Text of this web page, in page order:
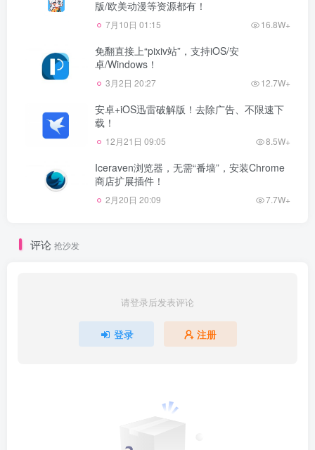
版/欧美动漫等资源都有！
7月10日 01:15 16.8W+
免翻直接上“pixiv站”，支持iOS/安
卓/Windows！
3月2日 20:27 12.7W+
安卓+iOS迅雷破解版！去除广告、不限速下
载！
12月21日 09:05 8.5W+
Iceraven浏览器，无需“番墙”，安装Chrome
商店扩展插件！
2月20日 20:09 7.7W+
评论 抢沙发
请登录后发表评论
登录 注册